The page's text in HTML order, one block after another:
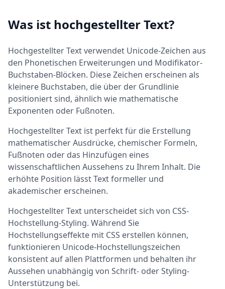
Was ist hochgestellter Text?
Hochgestellter Text verwendet Unicode-Zeichen aus
den Phonetischen Erweiterungen und Modifikator-
Buchstaben-Blöcken. Diese Zeichen erscheinen als
kleinere Buchstaben, die über der Grundlinie
positioniert sind, ähnlich wie mathematische
Exponenten oder Fußnoten.
Hochgestellter Text ist perfekt für die Erstellung
mathematischer Ausdrücke, chemischer Formeln,
Fußnoten oder das Hinzufügen eines
wissenschaftlichen Aussehens zu Ihrem Inhalt. Die
erhöhte Position lässt Text formeller und
akademischer erscheinen.
Hochgestellter Text unterscheidet sich von CSS-
Hochstellung-Styling. Während Sie
Hochstellungseffekte mit CSS erstellen können,
funktionieren Unicode-Hochstellungszeichen
konsistent auf allen Plattformen und behalten ihr
Aussehen unabhängig von Schrift- oder Styling-
Unterstützung bei.